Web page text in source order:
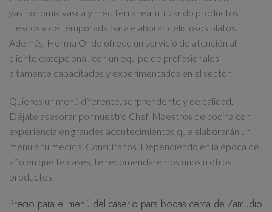
gastronomía vasca y mediterránea, utilizando productos
frescos y de temporada para elaborar deliciosos platos.
Además, Horma Ondo ofrece un servicio de atención al
cliente excepcional, con un equipo de profesionales
altamente capacitados y experimentados en el sector.
Quieres un menú diferente, sorprendente y de calidad.
Déjate asesorar por nuestro Chef. Maestros de cocina con
experiencia en grandes acontecimientos que elaborarán un
menú a tu medida. Consúltanos. Dependiendo en la época del
año en que te cases, te recomendaremos unos u otros
productos.
Precio para el menú del caserio para bodas cerca de Zamudio